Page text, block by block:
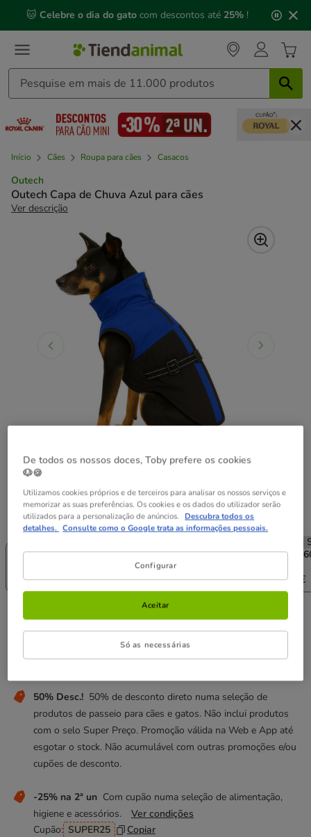
mensagem,
🐱 Celebre o dia do gato com descontos até 25% !
Início Cães Roupa para cães Casacos
Outech
Outech Capa de Chuva Azul para cães
Ver descrição
Tamanho:M - T40 Guia de tamanhos
S - T30
22.99€
M - T40
12.49€
L+ - T50
26.99€
XL -
Sem
29.99€
50% Desc.! 50% de desconto direto numa seleção de
produtos de passeio para cães e gatos. Não inclui produtos
com o selo Super Preço. Promoção válida na Web e App até
esgotar o stock. Não acumulável com outras promoções e/ou
cupões de desconto.
-25% na 2ª un Com cupão numa seleção de alimentação,
higiene e acessórios.
Ver condições
Cupão: SUPER25 Copiar
Preço anterior 24.99€, Está a poupar 50%, Preço Final
24.99€
12.49€
De todos os nossos doces, Toby prefere os cookies
🐶🍪
Utilizamos cookies próprios e de terceiros para analisar os nossos serviços e
memorizar as suas preferências. Os cookies e os dados do utilizador serão
utilizados para a personalização de anúncios. Descubra todos os
detalhes. Consulte como o Google trata as informações pessoais.
Configurar
Só as necessárias
Aceitar